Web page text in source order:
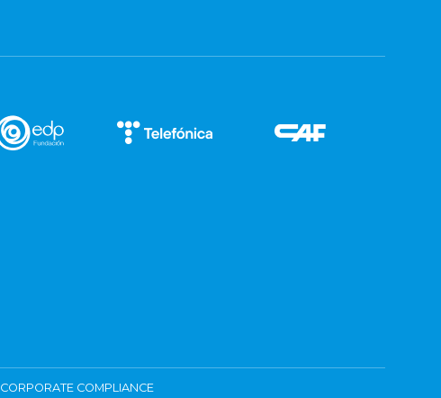
CORPORATE COMPLIANCE